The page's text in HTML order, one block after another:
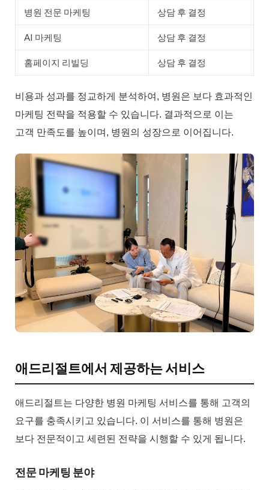
병원 전문 마케팅 상담 후 결정
AI 마케팅 상담 후 결정
홈페이지 리빌딩 상담 후 결정
비용과 성과를 정교하게 분석하여, 병원은 보다 효과적인
마케팅 전략을 적용할 수 있습니다. 결과적으로 이는
고객 만족도를 높이며, 병원의 성장으로 이어집니다.
애드리절트에서 제공하는 서비스
애드리절트는 다양한 병원 마케팅 서비스를 통해 고객의
요구를 충족시키고 있습니다. 이 서비스를 통해 병원은
보다 전문적이고 세련된 전략을 시행할 수 있게 됩니다.
전문 마케팅 분야